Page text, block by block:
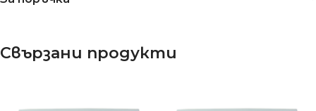
Свързани продукти